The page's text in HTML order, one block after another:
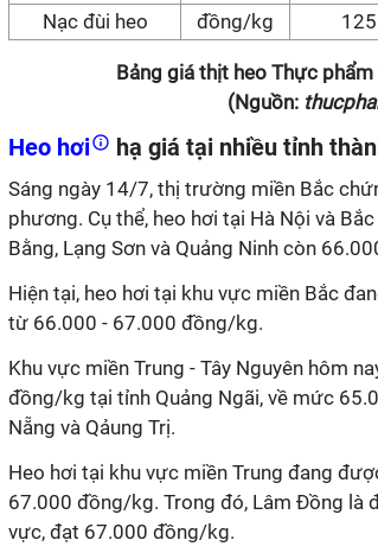
Nạc đùi heo
đồng/kg
Bảng giá thịt heo Thực
(Nguồn:
Heo hơi hạ giá tại nhiều tỉnh
Sáng ngày 14/7, thị trường miền Bắc
phương. Cụ thể, heo hơi tại Hà Nội và
Bằng, Lạng Sơn và Quảng Ninh còn
Hiện tại, heo hơi tại khu vực miền Bắc
từ 66.000 - 67.000 đồng/kg.
Khu vực miền Trung - Tây Nguyên hôm
đồng/kg tại tỉnh Quảng Ngãi, về mức
Nẵng và Qảung Trị.
Heo hơi tại khu vực miền Trung đang
67.000 đồng/kg. Trong đó, Lâm Đồng là
vực, đạt 67.000 đồng/kg.